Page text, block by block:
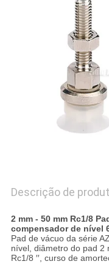
PRIVACY
Descrição de
2 mm - 50 mm Rc1/8
compensador de nível
Pad de vácuo da série
nível, diâmetro do pad 2
Rc1/8 ′′, curso de